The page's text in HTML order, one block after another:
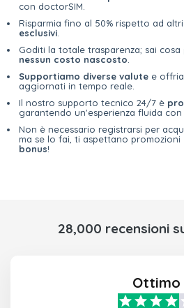
con doctorSIM.
Risparmia fino al 50% rispetto ad
esclusivi
Goditi la totale trasparenza; sai cosa
nessun costo nascosto
Supportiamo diverse valute e
aggiornati in tempo reale.
Il nostro supporto tecnico 24/7 è
garantendo un'esperienza fluida
Non è necessario registrarsi per
ma se lo fai, ti aspettano promozioni
bonus!
28,000 recensioni
Ottimo